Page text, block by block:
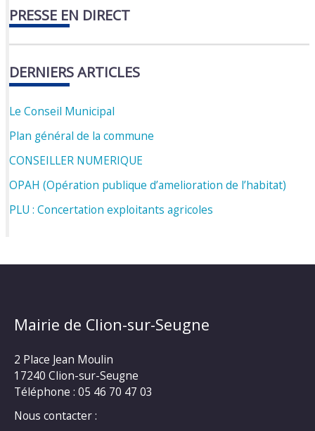
PRESSE EN DIRECT
DERNIERS ARTICLES
Le Conseil Municipal
Plan général de la commune
CONSEILLER NUMERIQUE
OPAH (Opération publique d’amelioration de l’habitat)
PLU : Concertation exploitants agricoles
Mairie de Clion-sur-Seugne
2 Place Jean Moulin
17240 Clion-sur-Seugne
Téléphone : 05 46 70 47 03
Nous contacter :